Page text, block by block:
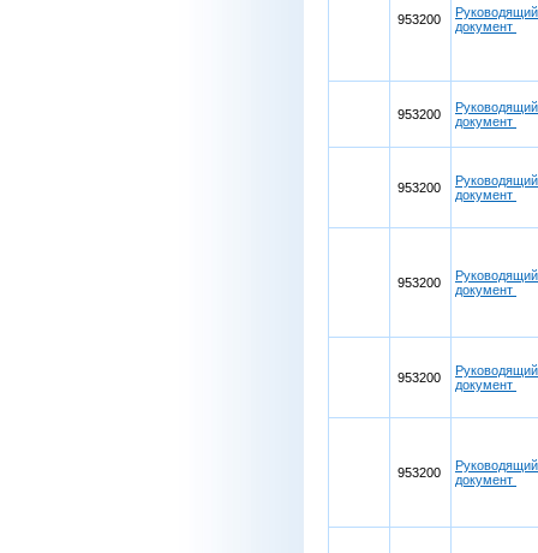
953200
Руководящий
документ
953200
Руководящий
документ
953200
Руководящий
документ
953200
Руководящий
документ
953200
Руководящий
документ
953200
Руководящий
документ